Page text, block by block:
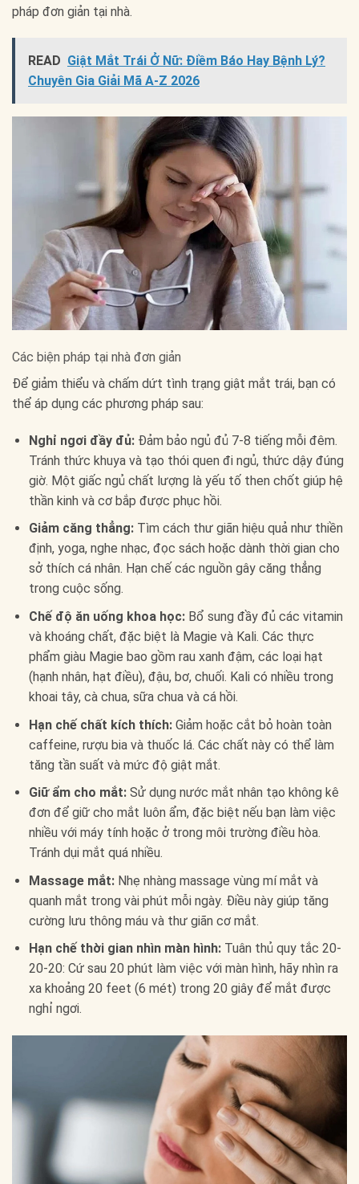
pháp đơn giản tại nhà.
READ Giật Mắt Trái Ở Nữ: Điềm Báo Hay Bệnh Lý?
Chuyên Gia Giải Mã A-Z 2026
Các biện pháp tại nhà đơn giản
Để giảm thiểu và chấm dứt tình trạng giật mắt trái, bạn có
thể áp dụng các phương pháp sau:
Nghỉ ngơi đầy đủ:Đảm bảo ngủ đủ 7-8 tiếng mỗi đêm.
Tránh thức khuya và tạo thói quen đi ngủ, thức dậy đúng
giờ. Một giấc ngủ chất lượng là yếu tố then chốt giúp hệ
thần kinh và cơ bắp được phục hồi.
Giảm căng thẳng:Tìm cách thư giãn hiệu quả như thiền
định, yoga, nghe nhạc, đọc sách hoặc dành thời gian cho
sở thích cá nhân. Hạn chế các nguồn gây căng thẳng
trong cuộc sống.
Chế độ ăn uống khoa học:Bổ sung đầy đủ các vitamin
và khoáng chất, đặc biệt là Magie và Kali. Các thực
phẩm giàu Magie bao gồm rau xanh đậm, các loại hạt
(hạnh nhân, hạt điều), đậu, bơ, chuối. Kali có nhiều trong
khoai tây, cà chua, sữa chua và cá hồi.
Hạn chế chất kích thích:Giảm hoặc cắt bỏ hoàn toàn
caffeine, rượu bia và thuốc lá. Các chất này có thể làm
tăng tần suất và mức độ giật mắt.
Giữ ẩm cho mắt:Sử dụng nước mắt nhân tạo không kê
đơn để giữ cho mắt luôn ẩm, đặc biệt nếu bạn làm việc
nhiều với máy tính hoặc ở trong môi trường điều hòa.
Tránh dụi mắt quá nhiều.
Massage mắt:Nhẹ nhàng massage vùng mí mắt và
quanh mắt trong vài phút mỗi ngày. Điều này giúp tăng
cường lưu thông máu và thư giãn cơ mắt.
Hạn chế thời gian nhìn màn hình:Tuân thủ quy tắc 20-
20-20: Cứ sau 20 phút làm việc với màn hình, hãy nhìn ra
xa khoảng 20 feet (6 mét) trong 20 giây để mắt được
nghỉ ngơi.